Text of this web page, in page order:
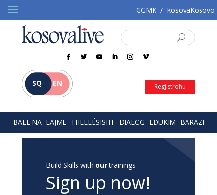
GGMK / KosovaKosovo
SQ EN Regjistrohu
BALLINA LAJME THELLËSISHT DIALOG EDUKIM BARAZI
Build Skills with ourtrainings
Sign up now!